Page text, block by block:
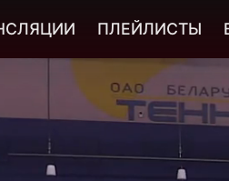
ПЛЕЙЛИСТЫ